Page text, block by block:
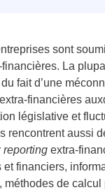
sont
La
fait d’une
financières
législative et
rencontrent aussi
reporting extra-
et financiers,
méthodes de